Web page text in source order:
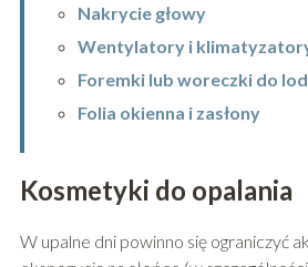
Nakrycie głowy
Wentylatory i
Foremki lub woreczki do
Folia okienna i zasłony
Kosmetyki do opalania
W upalne dni powinno się ograniczyć